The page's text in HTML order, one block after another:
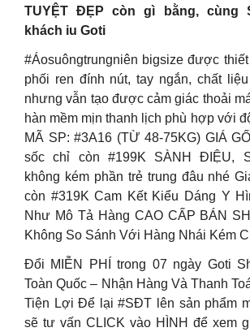
TUYỆT ĐẸP còn gì bằng, cùng
khách iu Goti
#Áosuôngtrungniên bigsize được
phối ren đính nút, tay ngắn, chất
nhưng vẫn tạo được cảm giác thoải
hàn mềm mịn thanh lịch phù hợp với
MÃ SP: #3A16 (TỪ 48-75KG) GIÁ
sốc chỉ còn #199K SÀNH ĐIỆU,
không kém phần trẻ trung đâu nhé
còn #319K Cam Kết Kiểu Dáng Y
Như Mô Tả Hàng CAO CẤP BÁN
Không So Sánh Với Hàng Nhái Kém
Đổi MIỄN PHÍ trong 07 ngày Goti
Toàn Quốc – Nhận Hàng Và Thanh
Tiện Lợi Để lại #SĐT lên sản phẩm
sẽ tư vấn CLICK vào HÌNH để xem